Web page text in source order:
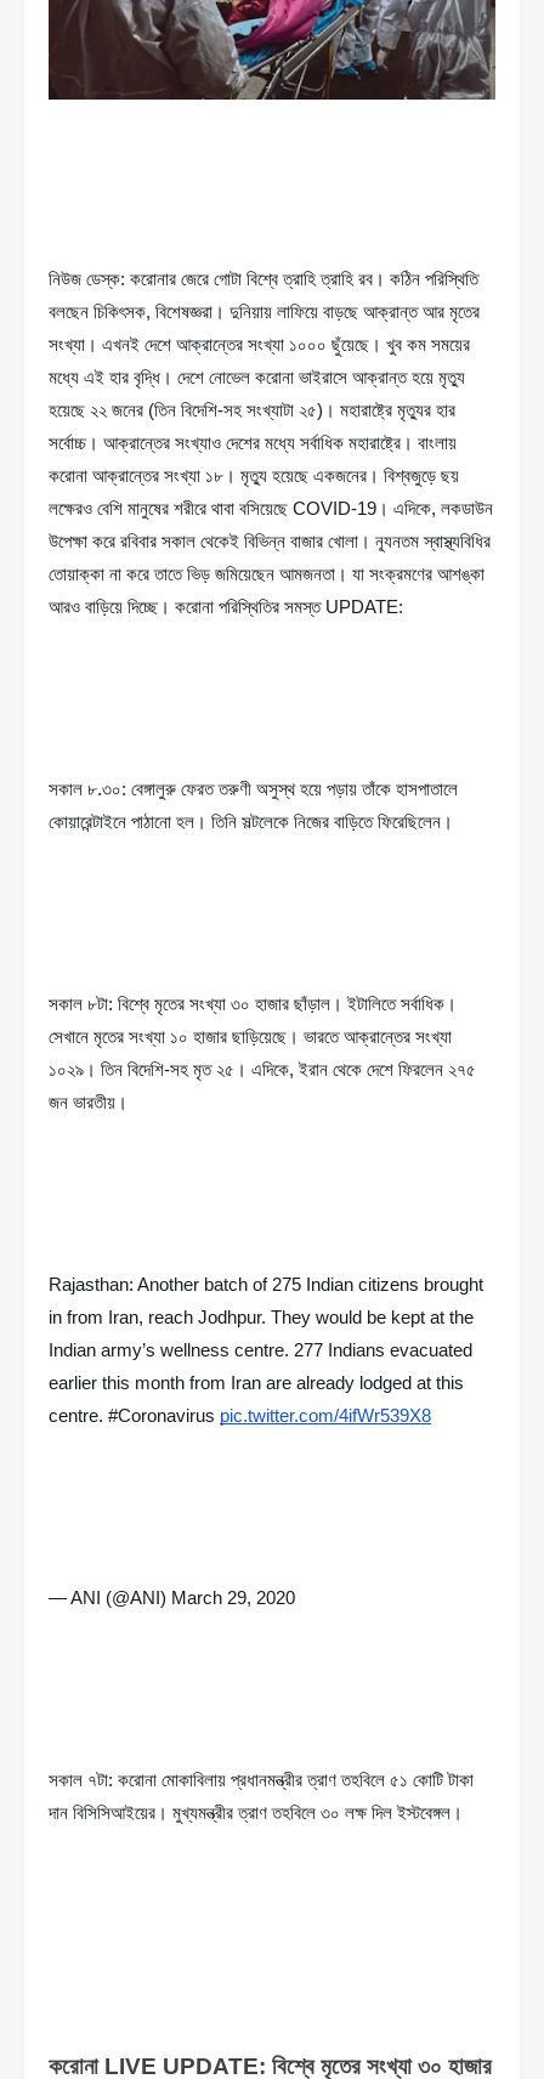
নিউজ ডেস্ক: করোনার জেরে গোটা বিশ্বে ত্রাহি ত্রাহি রব। কঠিন পরিস্থিতি
বলছেন চিকিৎসক, বিশেষজ্ঞরা। দুনিয়ায় লাফিয়ে বাড়ছে আক্রান্ত আর মৃতের
সংখ্যা। এখনই দেশে আক্রান্তের সংখ্যা ১০০০ ছুঁয়েছে। খুব কম সময়ের
মধ্যে এই হার বৃদ্ধি। দেশে নোভেল করোনা ভাইরাসে আক্রান্ত হয়ে মৃত্যু
হয়েছে ২২ জনের (তিন বিদেশি-সহ সংখ্যাটা ২৫)। মহারাষ্ট্রে মৃত্যুর হার
সর্বোচ্চ। আক্রান্তের সংখ্যাও দেশের মধ্যে সর্বাধিক মহারাষ্ট্রে। বাংলায়
করোনা আক্রান্তের সংখ্যা ১৮। মৃত্যু হয়েছে একজনের। বিশ্বজুড়ে ছয়
লক্ষেরও বেশি মানুষের শরীরে থাবা বসিয়েছে COVID-19। এদিকে, লকডাউন
উপেক্ষা করে রবিবার সকাল থেকেই বিভিন্ন বাজার খোলা। ন্যূনতম স্বাস্থ্যবিধির
তোয়াক্কা না করে তাতে ভিড় জমিয়েছেন আমজনতা। যা সংক্রমণের আশঙ্কা
আরও বাড়িয়ে দিচ্ছে। করোনা পরিস্থিতির সমস্ত UPDATE:
সকাল ৮.৩০: বেঙ্গালুরু ফেরত তরুণী অসুস্থ হয়ে পড়ায় তাঁকে হাসপাতালে
কোয়ারেন্টাইনে পাঠানো হল। তিনি সল্টলেকে নিজের বাড়িতে ফিরেছিলেন।
সকাল ৮টা: বিশ্বে মৃতের সংখ্যা ৩০ হাজার ছাঁড়াল। ইটালিতে সর্বাধিক।
সেখানে মৃতের সংখ্যা ১০ হাজার ছাড়িয়েছে। ভারতে আক্রান্তের সংখ্যা
১০২৯। তিন বিদেশি-সহ মৃত ২৫। এদিকে, ইরান থেকে দেশে ফিরলেন ২৭৫
জন ভারতীয়।
Rajasthan: Another batch of 275 Indian citizens brought
in from Iran, reach Jodhpur. They would be kept at the
Indian army’s wellness centre. 277 Indians evacuated
earlier this month from Iran are already lodged at this
centre. #Coronavirus pic.twitter.com/4ifWr539X8
— ANI (@ANI) March 29, 2020
সকাল ৭টা: করোনা মোকাবিলায় প্রধানমন্ত্রীর ত্রাণ তহবিলে ৫১ কোটি টাকা
দান বিসিসিআইয়ের। মুখ্যমন্ত্রীর ত্রাণ তহবিলে ৩০ লক্ষ দিল ইস্টবেঙ্গল।
করোনা LIVE UPDATE: বিশ্বে মৃতের সংখ্যা ৩০ হাজার